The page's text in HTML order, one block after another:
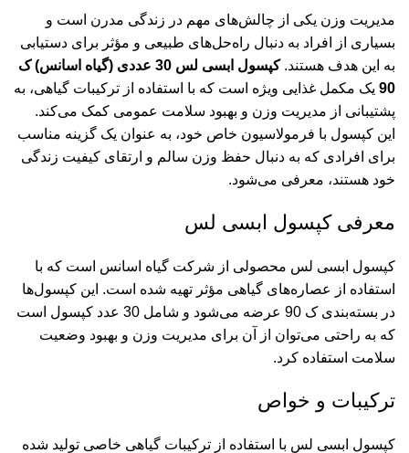
مدیریت وزن یکی از چالش‌های مهم در زندگی مدرن است و
بسیاری از افراد به دنبال راه‌حل‌های طبیعی و مؤثر برای دستیابی
به این هدف هستند.
کپسول ابسی لس 30 عددی (گیاه اسانس) ک
90 یک مکمل غذایی ویژه است که با استفاده از ترکیبات گیاهی، به
پشتیبانی از مدیریت وزن و بهبود سلامت عمومی کمک می‌کند.
این کپسول با فرمولاسیون خاص خود، به عنوان یک گزینه مناسب
برای افرادی که به دنبال حفظ وزن سالم و ارتقای کیفیت زندگی
خود هستند، معرفی می‌شود.
معرفی کپسول ابسی لس
کپسول ابسی لس محصولی از شرکت گیاه اسانس است که با
استفاده از عصاره‌های گیاهی مؤثر تهیه شده است. این کپسول‌ها
در بسته‌بندی ک 90 عرضه می‌شود و شامل 30 عدد کپسول است
که به راحتی می‌توان از آن برای مدیریت وزن و بهبود وضعیت
سلامت استفاده کرد.
ترکیبات و خواص
کپسول ابسی لس با استفاده از ترکیبات گیاهی خاصی تولید شده